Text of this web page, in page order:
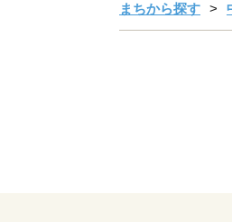
まちから探す